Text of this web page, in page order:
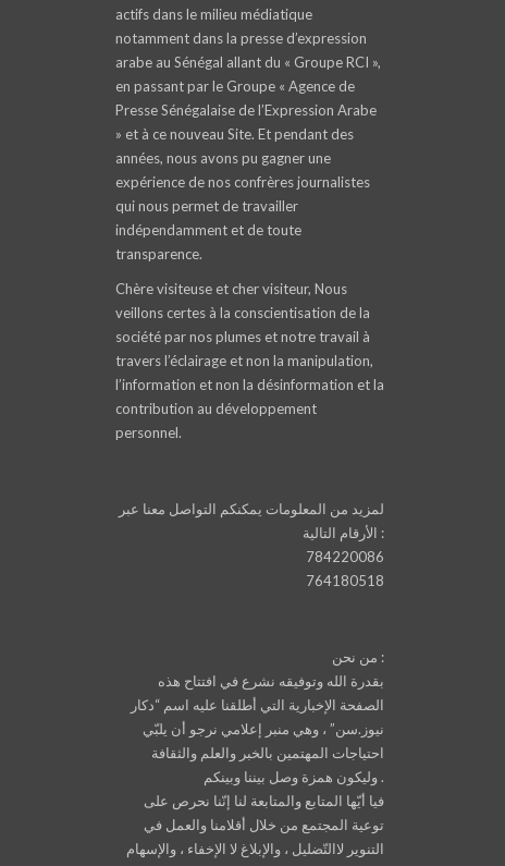
actifs dans le milieu médiatique
notamment dans la presse d’expression
arabe au Sénégal allant du « Groupe RCI »,
en passant par le Groupe « Agence de
Presse Sénégalaise de l’Expression Arabe
» et à ce nouveau Site. Et pendant des
années, nous avons pu gagner une
expérience de nos confrères journalistes
qui nous permet de travailler
indépendamment et de toute
transparence.
Chère visiteuse et cher visiteur, Nous
veillons certes à la conscientisation de la
société par nos plumes et notre travail à
travers l’éclairage et non la manipulation,
l’information et non la désinformation et la
contribution au développement
personnel.
لمزيد من المعلومات يمكنكم التواصل معنا عبر
الأرقام التالية :
784220086
764180518
من نحن :
بقدرة الله وتوفيقه نشرع في افتتاح هذه
الصفحة الإخبارية التي أطلقنا عليه اسم “دكار
نيوز.سن” ، وهي منبر إعلامي نرجو أن يلبّي
احتياجات المهتمين بالخبر والعلم والثقافة
وليكون همزة وصل بيننا وبينكم .
فيا أيّها المتابع والمتابعة لنا إنّنا نحرص على
توعية المجتمع من خلال أقلامنا والعمل في
التنوير لاالتّضليل ، والإبلاغ لا الإخفاء ، والإسهام